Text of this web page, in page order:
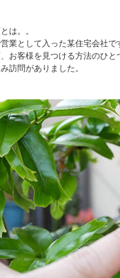
は。。
業として入った某住宅会社で
お客様を見つける方法のひと
訪問がありました。